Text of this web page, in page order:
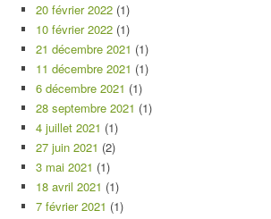
20 février 2022 (1)
10 février 2022 (1)
21 décembre 2021 (1)
11 décembre 2021 (1)
6 décembre 2021 (1)
28 septembre 2021 (1)
4 juillet 2021 (1)
27 juin 2021 (2)
3 mai 2021 (1)
18 avril 2021 (1)
7 février 2021 (1)